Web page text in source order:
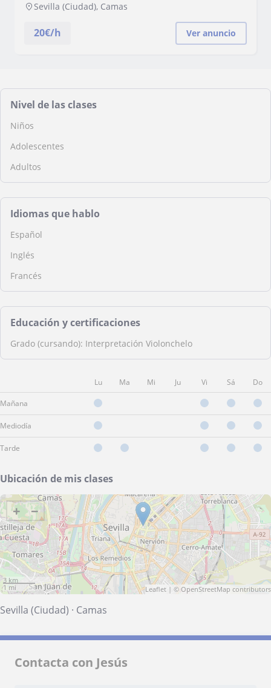
Sevilla (Ciudad), Camas
20€/h Ver anuncio
Nivel de las clases
Niños
Adolescentes
Adultos
Idiomas que hablo
Español
Inglés
Francés
Educación y certificaciones
Grado (cursando): Interpretación Violonchelo
Lu Ma Mi Ju Vi Sá Do
Mañana
Mediodía
Tarde
Ubicación de mis clases
+ −
3 km
1 mi
Leaflet | ©OpenStreetMap contributors
Sevilla (Ciudad) · Camas
Contacta con Jesús